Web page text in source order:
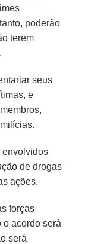
poderão
terem
seus
e
envolvidos
de drogas
ações.
forças
o acordo será
será